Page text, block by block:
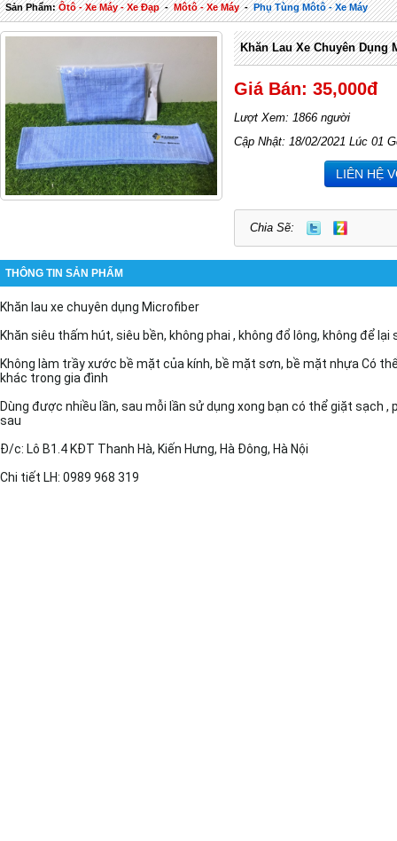
Sản Phẩm:Ôtô - Xe Máy - Xe Đạp-Môtô - Xe Máy-Phụ Tùng Môtô - Xe Máy
Khăn Lau Xe Chuyên Dụng
Giá Bán: 35,000đ
Lượt Xem: 1866 người
Cập Nhật: 18/02/2021 Lúc 01
LIÊN HỆ
Chia Sẽ:
THÔNG TIN SẢN PHẨM
Khăn lau xe chuyên dụng Microfiber
Khăn siêu thấm hút, siêu bền, không phai , không đổ lông, không để lại
Không làm trầy xước bề mặt của kính, bề mặt sơn, bề mặt nhựa Có
khác trong gia đình
Dùng được nhiều lần, sau mỗi lần sử dụng xong bạn có thể giặt sạch ,
sau
Đ/c: Lô B1.4 KĐT Thanh Hà, Kiến Hưng, Hà Đông, Hà Nội
Chi tiết LH: 0989 968 319